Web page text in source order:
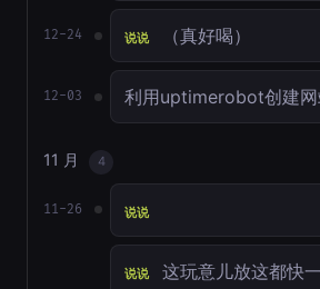
12-24 说说 （真好喝）
12-03 利用uptimerobot创建网
11 月 4
11-26 说说
说说
这玩意儿放这都快